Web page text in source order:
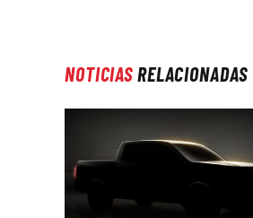
NOTICIASRELACIONADAS